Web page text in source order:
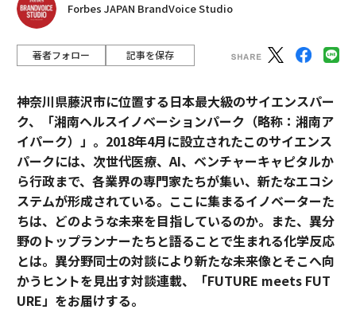
Forbes JAPAN BrandVoice Studio
著者フォロー 記事を保存
神奈川県藤沢市に位置する日本最大級のサイエンスパー
ク、「湘南ヘルスイノベーションパーク（略称：湘南ア
イパーク）」。2018年4月に設立されたこのサイエンス
パークには、次世代医療、AI、ベンチャーキャピタルか
ら行政まで、各業界の専門家たちが集い、新たなエコシ
ステムが形成されている。ここに集まるイノベーターた
ちは、どのような未来を目指しているのか。また、異分
野のトップランナーたちと語ることで生まれる化学反応
とは。異分野同士の対談により新たな未来像とそこへ向
かうヒントを見出す対談連載、「FUTURE meets FUT
URE」をお届けする。